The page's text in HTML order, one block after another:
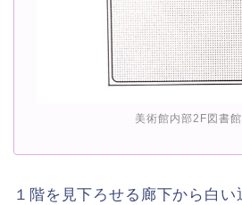
美術館内部2F図書
１階を見下ろせる廊下から白